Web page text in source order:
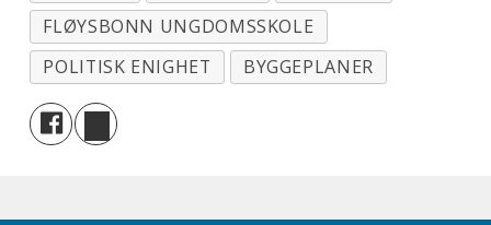
FLØYSBONN UNGDOMSSKOLE
POLITISK ENIGHET
BYGGEPLANER